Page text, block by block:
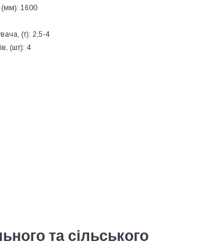
(мм): 1600
(т): 2,5-4
(шт): 4
та сільського